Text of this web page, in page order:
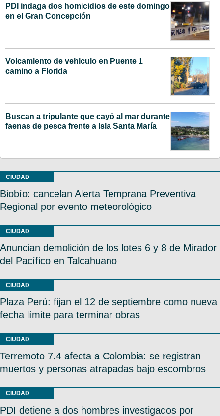
PDI indaga dos homicidios de este domingo
en el Gran Concepción
Volcamiento de vehiculo en Puente 1
camino a Florida
Buscan a tripulante que cayó al mar durante
faenas de pesca frente a Isla Santa María
CIUDAD
Biobío: cancelan Alerta Temprana Preventiva
Regional por evento meteorológico
CIUDAD
Anuncian demolición de los lotes 6 y 8 de Mirador
del Pacífico en Talcahuano
CIUDAD
Plaza Perú: fijan el 12 de septiembre como nueva
fecha límite para terminar obras
CIUDAD
Terremoto 7.4 afecta a Colombia: se registran
muertos y personas atrapadas bajo escombros
CIUDAD
PDI detiene a dos hombres investigados por